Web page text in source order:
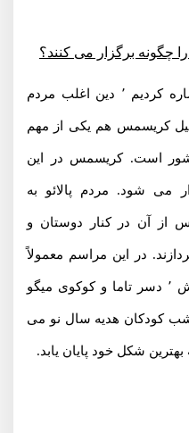
همانطور که ابتدای این مقاله اشاره کردیم ٬ دین اغلب مردم
کریسمس هم یکی از مهم
است. کریسمس در این
برگزار می شود. مردم پالائو به
از آن در کنار دوستان و
در این مراسم معمولاً
بهترین غذاها از جمله سوپ خفاش ٬ دسر تاما و کوکوی میگو
کودکان هدیه سال نو می
شکل خود پایان یابد.